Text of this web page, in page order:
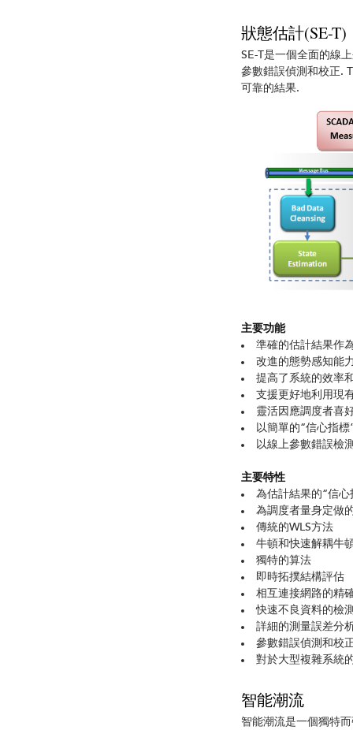
狀態估計(SE-T)
SE-T是一個全面的線
參數錯誤偵測和校正.
可靠的結果.
主要功能
準確的估計結果作
改進的態勢感知能
提高了系統的效率
支援更好地利用現
靈活因應調度者喜
以簡單的“信心指
以線上參數錯誤檢
主要特性
為估計結果的“信心
為調度者量身定做
傳統的WLS方法
牛頓和快速解耦牛
獨特的算法
即時拓撲結構評估
相互連接網路的精
快速不良資料的檢
詳細的測量誤差分
參數錯誤偵測和校
對於大型複雜系統
智能潮流
智能潮流是一個獨特